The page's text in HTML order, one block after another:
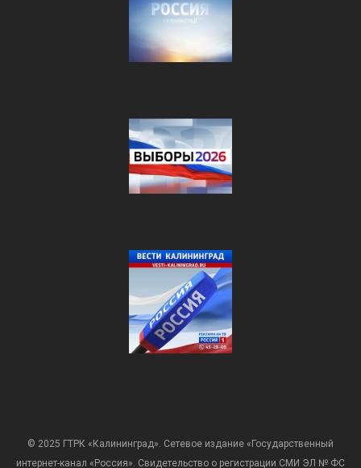
© 2025 ГТРК «Калининград». Сетевое издание «Государственный
интернет-канал «Россия». Свидетельство о регистрации СМИ ЭЛ № ФС